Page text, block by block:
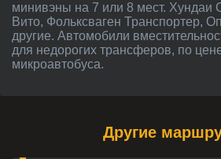
минивэны на 7 или 8 мест. Хундаи
Вито, Фольксваген Транспортер,
другие. Автомобили
для недорогих трансферов, по
микроавтобуса.
Другие